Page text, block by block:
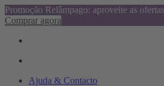
Promoção Relâmpago: aproveite as
Comprar agora
Ajuda & Contacto